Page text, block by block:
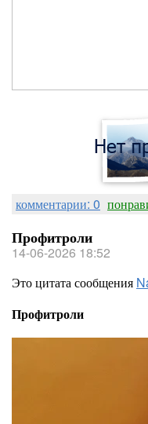
комментарии: 0
Профитроли
14-06-2026 18:52
Это цитата сообщения
Профитроли